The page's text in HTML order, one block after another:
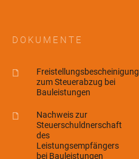
DOKUMENTE
Freistellungsbescheinigung
zum Steuerabzug bei
Bauleistungen
Nachweis zur
Steuerschuldnerschaft
des
Leistungsempfängers
bei Bauleistungen